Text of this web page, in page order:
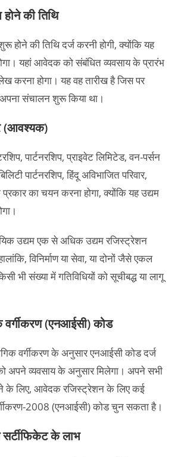
की तिथि
होने की तिथि दर्ज करनी होगी, क्योंकि यह
यहां आवेदक को संबंधित व्यवसाय के प्रारंभ
करना होगा। यह वह तारीख है जिस पर
संचालन शुरू किया था।
(आवश्यक)
पार्टनरशिप, प्राइवेट लिमिटेड, वन-पर्सन
पार्टनरशिप, हिंदू अविभाजित परिवार,
का चयन करना होगा, क्योंकि यह उद्यम
उद्यम एक से अधिक उद्यम रजिस्ट्रेशन
विनिर्माण या सेवा, या दोनों जैसे एकल
भी संख्या में गतिविधियों को सूचीबद्ध या लागू
वर्गीकरण (एनआईसी) कोड
वर्गीकरण के अनुसार एनआईसी कोड दर्ज
अपने व्यवसाय के अनुसार मिलेगा। अपने सभी
के लिए, आवेदक रजिस्ट्रेशन के लिए कई
2008 (एनआईसी) कोड चुन सकता है।
के लाभ